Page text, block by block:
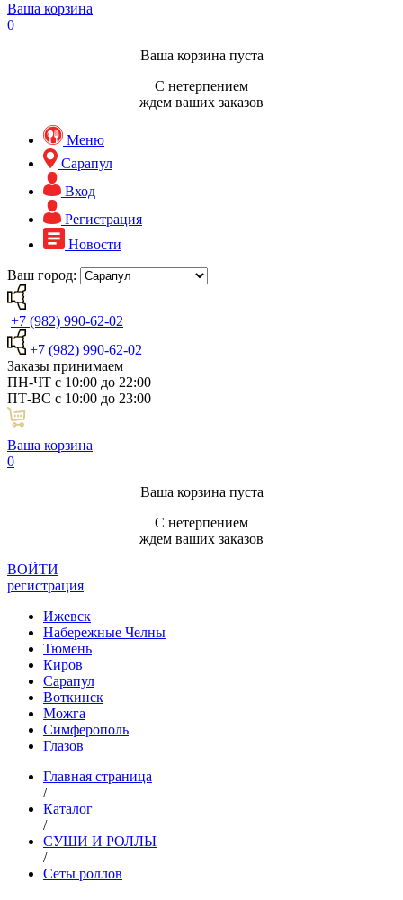
Ваша корзина
0
Ваша корзина пуста
С нетерпением
ждем ваших заказов
Меню
Сарапул
Вход
Регистрация
Новости
Ваш город:
+7 (982) 990-62-02
+7 (982) 990-62-02
Заказы принимаем
ПН-ЧТ с 10:00 до 22:00
ПТ-ВС с 10:00 до 23:00
Ваша корзина
0
Ваша корзина пуста
С нетерпением
ждем ваших заказов
ВОЙТИ
регистрация
Ижевск
Набережные Челны
Тюмень
Киров
Сарапул
Воткинск
Можга
Симферополь
Глазов
Главная страница
/
Каталог
/
СУШИ И РОЛЛЫ
/
Сеты роллов